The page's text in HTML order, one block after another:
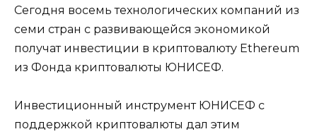
Сегодня восемь технологических компаний из
семи стран с развивающейся экономикой
получат инвестиции в криптовалюту Ethereum
из Фонда криптовалюты ЮНИСЕФ.
Инвестиционный инструмент ЮНИСЕФ с
поддержкой криптовалюты дал этим